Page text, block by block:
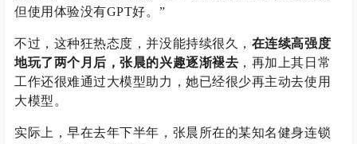
但使用体验没有GPT好。”
不过，这种狂热态度，并没能持续很久， 在连续高强度
地玩了两个月后，张晨的兴趣逐渐褪去 ，再加上其日常
工作还很难通过大模型助力，她已经很少再主动去使用
大模型。
实际上，早在去年下半年，张晨所在的某知名健身连锁